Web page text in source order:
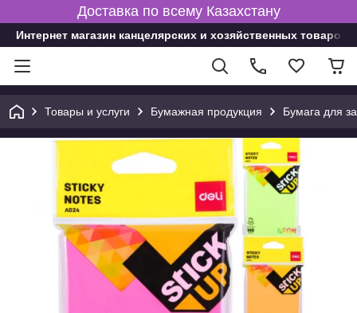
Доставка по всему Казахстану
Интернет магазин канцелярских и хозяйственных товаров
Товары и услуги Бумажная продукция Бумага для